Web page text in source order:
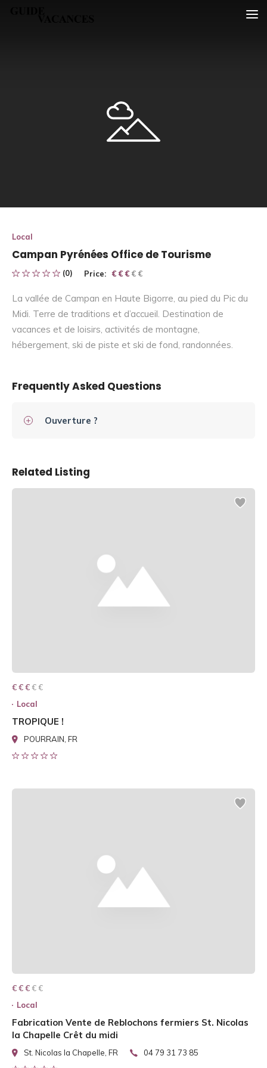
Local
Campan Pyrénées Office de Tourisme
(0) Price: € € € € €
€ € €
La vallée de Campan en Haute Bigorre, au pied du Pic du
Midi. Terre de traditions et d’accueil. Destination de
vacances et de loisirs, activités de montagne,
hébergement, ski de piste et ski de fond, randonnées.
Frequently Asked Questions
Ouverture ?
Related Listing
€ € € € €
€ € €
Local
TROPIQUE !
POURRAIN, FR
€ € € € €
€ € €
Local
Fabrication Vente de Reblochons fermiers St. Nicolas
la Chapelle Crêt du midi
St. Nicolas la Chapelle, FR 04 79 31 73 85